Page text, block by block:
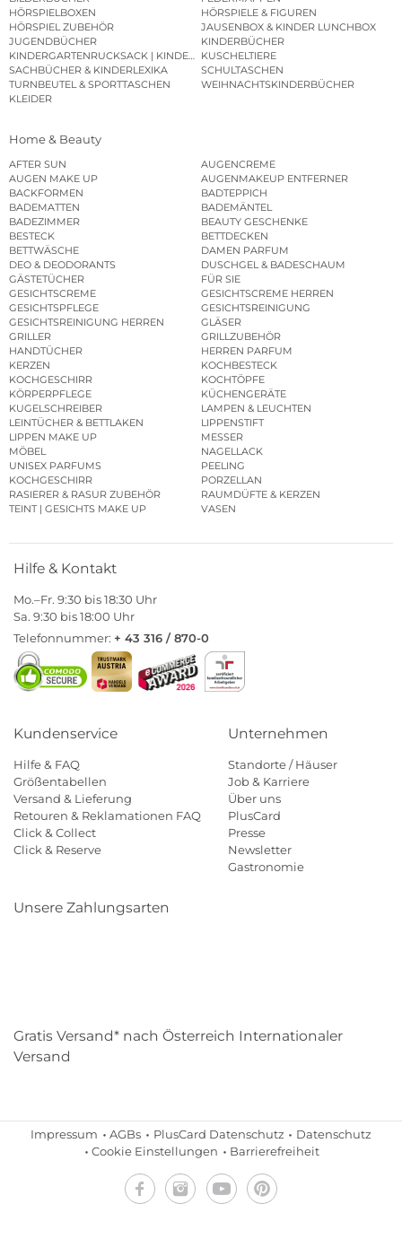
HÖRSPIELBOXEN
HÖRSPIELE & FIGUREN
HÖRSPIEL ZUBEHÖR
JAUSENBOX & KINDER LUNCHBOX
JUGENDBÜCHER
KINDERBÜCHER
KINDERGARTENRUCKSACK | KINDERGARTENBEUTEL
KUSCHELTIERE
SACHBÜCHER & KINDERLEXIKA
SCHULTASCHEN
TURNBEUTEL & SPORTTASCHEN
WEIHNACHTSKINDERBÜCHER
KLEIDER
Home & Beauty
AFTER SUN
AUGENCREME
AUGEN MAKE UP
AUGENMAKEUP ENTFERNER
BACKFORMEN
BADTEPPICH
BADEMATTEN
BADEMÄNTEL
BADEZIMMER
BEAUTY GESCHENKE
BESTECK
BETTDECKEN
BETTWÄSCHE
DAMEN PARFUM
DEO & DEODORANTS
DUSCHGEL & BADESCHAUM
GÄSTETÜCHER
FÜR SIE
GESICHTSCREME
GESICHTSCREME HERREN
GESICHTSPFLEGE
GESICHTSREINIGUNG
GESICHTSREINIGUNG HERREN
GLÄSER
GRILLER
GRILLZUBEHÖR
HANDTÜCHER
HERREN PARFUM
KERZEN
KOCHBESTECK
KOCHGESCHIRR
KOCHTÖPFE
KÖRPERPFLEGE
KÜCHENGERÄTE
KUGELSCHREIBER
LAMPEN & LEUCHTEN
LEINTÜCHER & BETTLAKEN
LIPPENSTIFT
LIPPEN MAKE UP
MESSER
MÖBEL
NAGELLACK
UNISEX PARFUMS
PEELING
KOCHGESCHIRR
PORZELLAN
RASIERER & RASUR ZUBEHÖR
RAUMDÜFTE & KERZEN
TEINT | GESICHTS MAKE UP
VASEN
Hilfe & Kontakt
Mo.–Fr. 9:30 bis 18:30 Uhr
Sa. 9:30 bis 18:00 Uhr
Telefonnummer: + 43 316 / 870-0
Kundenservice
Hilfe & FAQ
Größentabellen
Versand & Lieferung
Retouren & Reklamationen FAQ
Click & Collect
Click & Reserve
Unternehmen
Standorte / Häuser
Job & Karriere
Über uns
PlusCard
Presse
Newsletter
Gastronomie
Unsere Zahlungsarten
Gratis Versand* nach Österreich Internationaler
Versand
Impressum AGBs PlusCard Datenschutz
Datenschutz
Cookie Einstellungen
Barrierefreiheit